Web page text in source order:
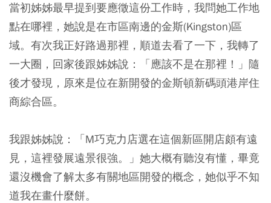
當初姊姊最早提到要應徵這份工作時，我問她工作地
點在哪裡，她說是在市區南邊的金斯(Kingston)區
域。有次我正好路過那裡，順道去看了一下，我轉了
一大圈，回家後跟姊姊說：「應該不是在那裡！」隨
後才發現，原來是位在新開發的金斯頓新碼頭港岸住
商綜合區。
我跟姊姊說：「M巧克力店選在這個新區開店頗有遠
見，這裡發展遠景很強。」她大概有聽沒有懂，畢竟
還沒機會了解太多有關地區開發的概念，她似乎不知
道我在畫什麼餅。